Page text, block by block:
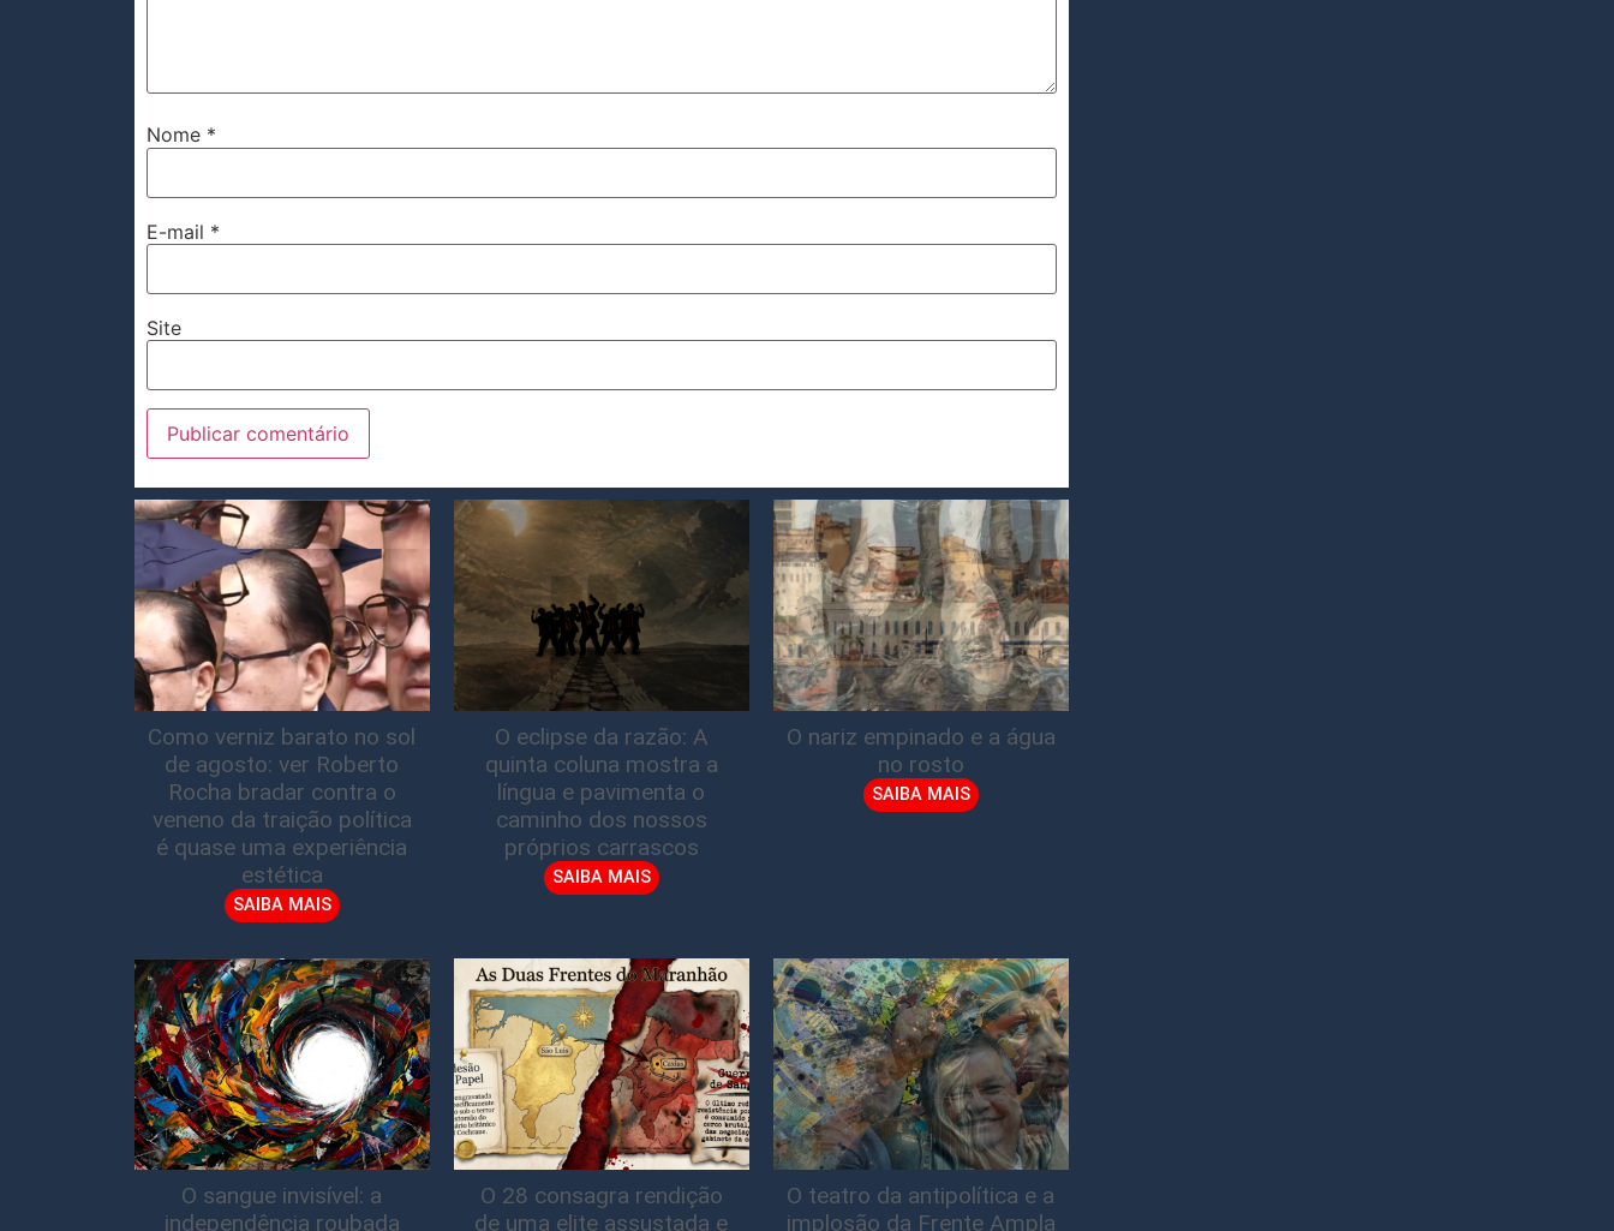
Nome *
E-mail *
Site
Como verniz barato no sol
de agosto: ver Roberto
Rocha bradar contra o
veneno da traição política
é quase uma experiência
estética
SAIBA MAIS
O eclipse da razão: A
quinta coluna mostra a
língua e pavimenta o
caminho dos nossos
próprios carrascos
SAIBA MAIS
O nariz empinado e a água
no rosto
SAIBA MAIS
O sangue invisível: a
independência roubada
O 28 consagra rendição
de uma elite assustada e
O teatro da antipolítica e a
implosão da Frente Ampla